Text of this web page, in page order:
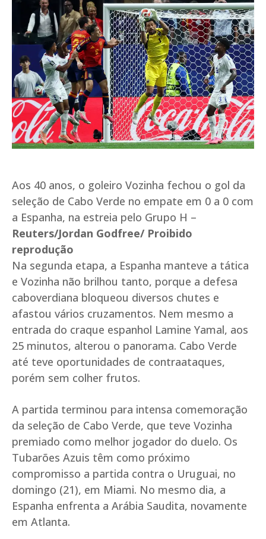
Aos 40 anos, o goleiro Vozinha fechou o gol da
seleção de Cabo Verde no empate em 0 a 0 com
a Espanha, na estreia pelo Grupo H –
Reuters/Jordan Godfree/ Proibido
reprodução
Na segunda etapa, a Espanha manteve a tática
e Vozinha não brilhou tanto, porque a defesa
caboverdiana bloqueou diversos chutes e
afastou vários cruzamentos. Nem mesmo a
entrada do craque espanhol Lamine Yamal, aos
25 minutos, alterou o panorama. Cabo Verde
até teve oportunidades de contraataques,
porém sem colher frutos.
A partida terminou para intensa comemoração
da seleção de Cabo Verde, que teve Vozinha
premiado como melhor jogador do duelo. Os
Tubarões Azuis têm como próximo
compromisso a partida contra o Uruguai, no
domingo (21), em Miami. No mesmo dia, a
Espanha enfrenta a Arábia Saudita, novamente
em Atlanta.